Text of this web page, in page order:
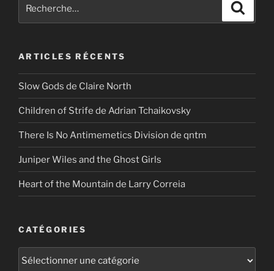
ARTICLES RÉCENTS
Slow Gods de Claire North
Children of Strife de Adrian Tchaikovsky
There Is No Antimemetics Division de qntm
Juniper Wiles and the Ghost Girls
Heart of the Mountain de Larry Correia
CATÉGORIES
Catégories